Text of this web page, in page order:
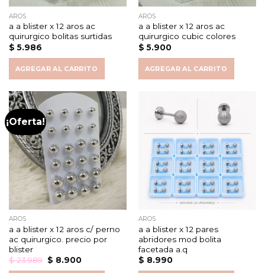
AROS
a a blister x 12 aros ac
quirurgico bolitas surtidas
$ 5.986
AGREGAR AL CARRITO
AROS
a a blister x 12 aros ac
quirurgico cubic colores
$ 5.900
AGREGAR AL CARRITO
¡Oferta!
AROS
a a blister x 12 aros c/ perno
ac quirurgico. precio por
blister
$23.989 Original
price
$ 8.900Current
AROS
a a blister x 12 pares
abridores mod bolita
facetada a.q
$ 8.990